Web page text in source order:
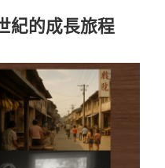
紀的成長旅程